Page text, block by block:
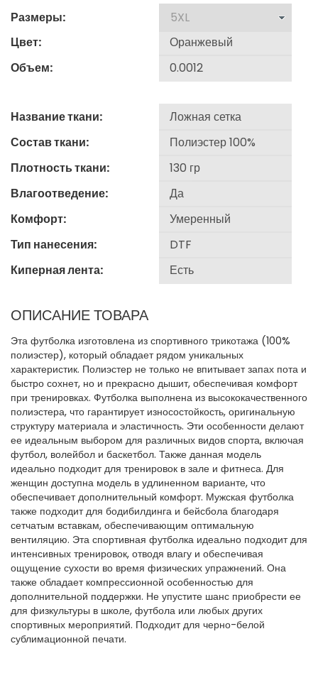
Размеры:
Цвет:
Объем:
Название ткани:
Состав ткани:
Плотность ткани:
Влагоотведение:
Комфорт:
Тип нанесения:
Киперная лента:
ОПИСАНИЕ ТОВАРА
Эта футболка изготовлена из спортивного трикотажа (100%
полиэстер), который обладает рядом уникальных
характеристик. Полиэстер не только не впитывает запах пота и
быстро сохнет, но и прекрасно дышит, обеспечивая комфорт
при тренировках. Футболка выполнена из высококачественного
полиэстера, что гарантирует износостойкость, оригинальную
структуру материала и эластичность. Эти особенности делают
ее идеальным выбором для различных видов спорта, включая
футбол, волейбол и баскетбол. Также данная модель
идеально подходит для тренировок в зале и фитнеса. Для
женщин доступна модель в удлиненном варианте, что
обеспечивает дополнительный комфорт. Мужская футболка
также подходит для бодибилдинга и бейсбола благодаря
сетчатым вставкам, обеспечивающим оптимальную
вентиляцию. Эта спортивная футболка идеально подходит для
интенсивных тренировок, отводя влагу и обеспечивая
ощущение сухости во время физических упражнений. Она
также обладает компрессионной особенностью для
дополнительной поддержки. Не упустите шанс приобрести ее
для физкультуры в школе, футбола или любых других
спортивных мероприятий. Подходит для черно-белой
сублимационной печати.